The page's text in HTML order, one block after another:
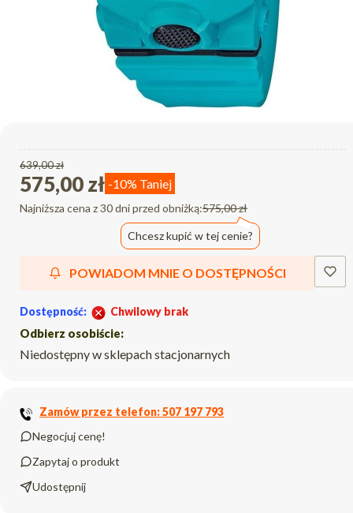
639,00 zł
575,00 zł -10% Taniej
Najniższa cena z 30 dni przed obniżką:575,00 zł
Chcesz kupić w tej cenie?
POWIADOM MNIE O DOSTĘPNOŚCI
Dostępność:
Chwilowy brak
Odbierz osobiście:
Niedostępny w sklepach stacjonarnych
Zamów przez telefon: 507 197 793
Negocjuj cenę!
Zapytaj o produkt
Udostępnij